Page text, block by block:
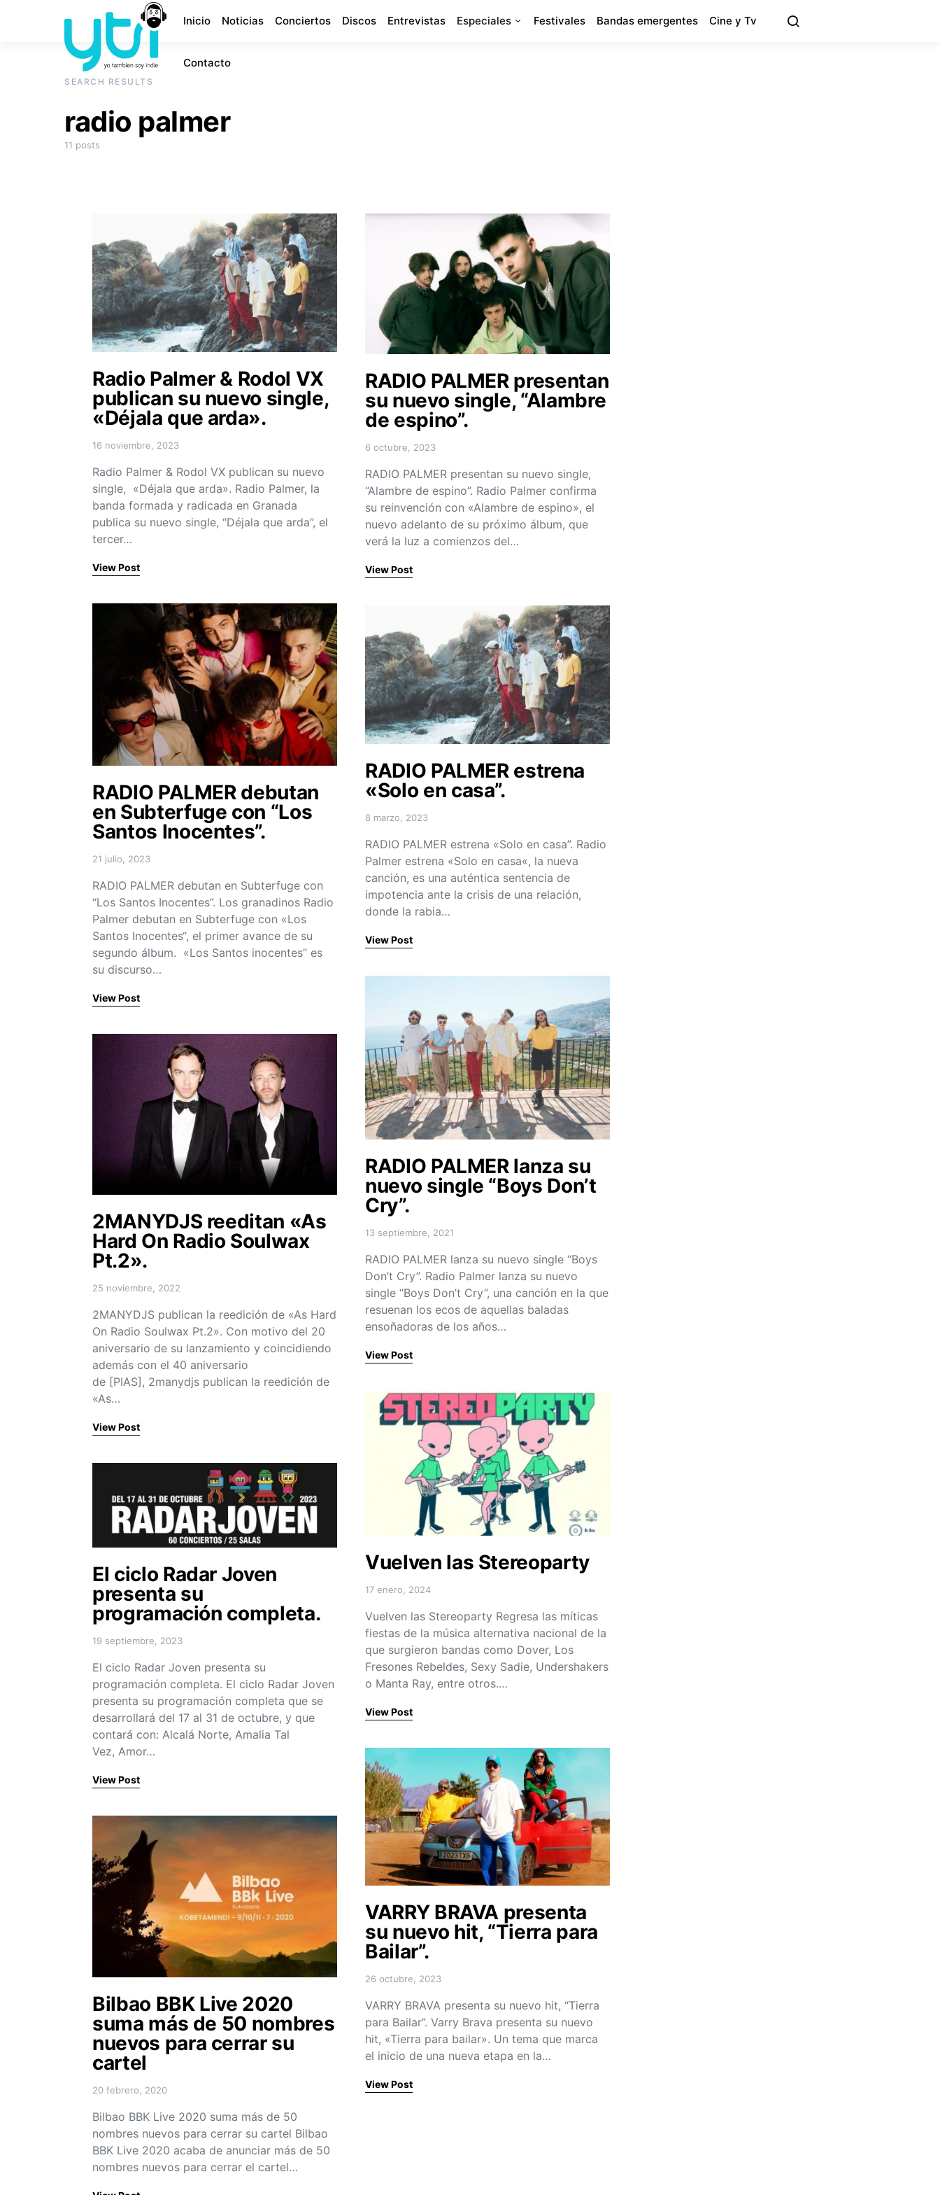
Inicio Noticias Conciertos Discos Entrevistas Especiales Festivales Bandas emergentes Cine y Tv
Contacto
SEARCH RESULTS
radio palmer
11 posts
Radio Palmer & Rodol VX
publican su nuevo single,
«Déjala que arda».
Posted on
16 noviembre, 2023
Radio Palmer & Rodol VX publican su nuevo
single, «Déjala que arda». Radio Palmer, la
banda formada y radicada en Granada
publica su nuevo single, “Déjala que arda”, el
tercer…
View Post
RADIO PALMER debutan
en Subterfuge con “Los
Santos Inocentes”.
Posted on
21 julio, 2023
RADIO PALMER debutan en Subterfuge con
“Los Santos Inocentes”. Los granadinos Radio
Palmer debutan en Subterfuge con «Los
Santos Inocentes“, el primer avance de su
segundo álbum. «Los Santos inocentes” es
su discurso…
View Post
2MANYDJS reeditan «As
Hard On Radio Soulwax
Pt.2».
Posted on
25 noviembre, 2022
2MANYDJS publican la reedición de «As Hard
On Radio Soulwax Pt.2». Con motivo del 20
aniversario de su lanzamiento y coincidiendo
además con el 40 aniversario
de [PIAS], 2manydjs publican la reedición de
«As…
View Post
El ciclo Radar Joven
presenta su
programación completa.
Posted on
19 septiembre, 2023
El ciclo Radar Joven presenta su
programación completa. El ciclo Radar Joven
presenta su programación completa que se
desarrollará del 17 al 31 de octubre, y que
contará con: Alcalá Norte, Amalia Tal
Vez, Amor…
View Post
Bilbao BBK Live 2020
suma más de 50 nombres
nuevos para cerrar su
cartel
Posted on
20 febrero, 2020
Bilbao BBK Live 2020 suma más de 50
nombres nuevos para cerrar su cartel Bilbao
BBK Live 2020 acaba de anunciar más de 50
nombres nuevos para cerrar el cartel…
RADIO PALMER presentan
su nuevo single, “Alambre
de espino”.
Posted on
6 octubre, 2023
RADIO PALMER presentan su nuevo single,
“Alambre de espino”. Radio Palmer confirma
su reinvención con «Alambre de espino», el
nuevo adelanto de su próximo álbum, que
verá la luz a comienzos del…
View Post
RADIO PALMER estrena
«Solo en casa”.
Posted on
8 marzo, 2023
RADIO PALMER estrena «Solo en casa”. Radio
Palmer estrena «Solo en casa«, la nueva
canción, es una auténtica sentencia de
impotencia ante la crisis de una relación,
donde la rabia…
View Post
RADIO PALMER lanza su
nuevo single “Boys Don’t
Cry”.
Posted on
13 septiembre, 2021
RADIO PALMER lanza su nuevo single “Boys
Don’t Cry”. Radio Palmer lanza su nuevo
single “Boys Don’t Cry”, una canción en la que
resuenan los ecos de aquellas baladas
ensoñadoras de los años…
View Post
Vuelven las Stereoparty
Posted on
17 enero, 2024
Vuelven las Stereoparty Regresa las míticas
fiestas de la música alternativa nacional de la
que surgieron bandas como Dover, Los
Fresones Rebeldes, Sexy Sadie, Undershakers
o Manta Ray, entre otros.…
View Post
VARRY BRAVA presenta
su nuevo hit, “Tierra para
Bailar”.
Posted on
26 octubre, 2023
VARRY BRAVA presenta su nuevo hit, “Tierra
para Bailar”. Varry Brava presenta su nuevo
hit, «Tierra para bailar». Un tema que marca
el inicio de una nueva etapa en la…
View Post